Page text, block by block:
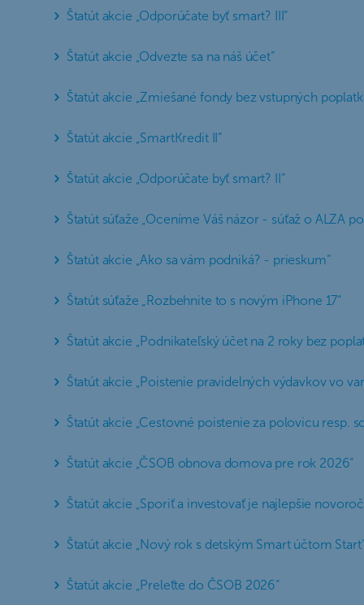
Štatút akcie „Odporúčate byť smart? III“
Štatút akcie „Odvezte sa na náš účet“
Štatút akcie „Zmiešané fondy bez vstupných
Štatút akcie „SmartKredit II“
Štatút akcie „Odporúčate byť smart? II“
Štatút súťaže „Oceníme Váš názor - súťaž o ALZA
Štatút akcie „Ako sa vám podniká? - prieskum“
Štatút súťaže „Rozbehnite to s novým iPhone 17“
Štatút akcie „Podnikateľský účet na 2 roky bez
Štatút akcie „Poistenie pravidelných výdavkov vo
Štatút akcie „Cestovné poistenie za polovicu resp.
Štatút akcie „ČSOB obnova domova pre rok 2026“
Štatút akcie „Sporiť a investovať je najlepšie
Štatút akcie „Nový rok s detským Smart účtom
Štatút akcie „Preleťte do ČSOB 2026“